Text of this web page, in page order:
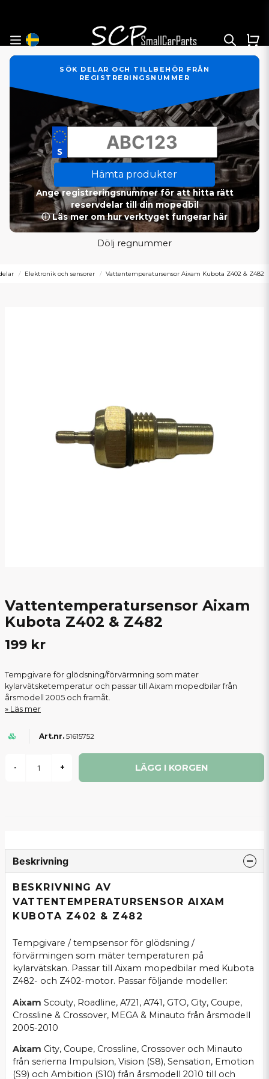
SÖK DELAR OCH TILLBEHÖR FRÅN
REGISTRERINGSNUMMER
Hämta produkter
Ange registreringsnummer för att hitta rätt
reservdelar till din mopedbil
ⓘ Läs mer om hur verktyget fungerar här
Dölj regnummer
Elektronik och sensorer Vattentemperatursensor Aixam Kubota Z402 & Z482
Vattentemperatursensor Aixam
Kubota Z402 & Z482
199 kr
Tempgivare för glödsning/förvärmning som mäter
kylarvätsketemperatur och passar till Aixam mopedbilar från
årsmodell 2005 och framåt.
Läs mer
51615752
- + LÄGG I KORGEN
Beskrivning
BESKRIVNING AV
VATTENTEMPERATURSENSOR AIXAM
KUBOTA Z402 & Z482
Tempgivare / tempsensor för glödsning /
förvärmingen som mäter temperaturen på
kylarvätskan. Passar till Aixam mopedbilar med Kubota
Z482- och Z402-motor. Passar följande modeller:
Aixam Scouty, Roadline, A721, A741, GTO, City, Coupe,
Crossline & Crossover, MEGA & Minauto från årsmodell
2005-2010
Aixam City, Coupe, Crossline, Crossover och Minauto
från serierna Impulsion, Vision (S8), Sensation, Emotion
(S9) och Ambition (S10) från årsmodell 2010 till och